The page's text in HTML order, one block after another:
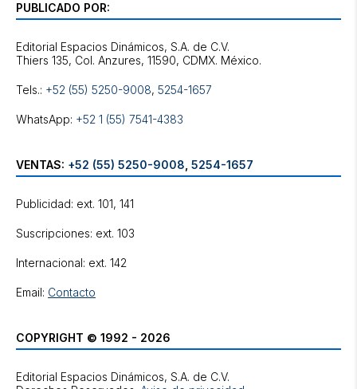
PUBLICADO POR:
Editorial Espacios Dinámicos, S.A. de C.V.
Tels.: +52 (55) 5250-9008, 5254-1657
WhatsApp: +52 1 (55) 7541-4383
VENTAS: +52 (55) 5250-9008 5254-1657
Publicidad: ext. 101, 141
Suscripciones: ext. 103
Internacional: ext. 142
Email: Contacto
COPYRIGHT © 1992 - 2026
Editorial Espacios Dinámicos, S.A. de C.V.